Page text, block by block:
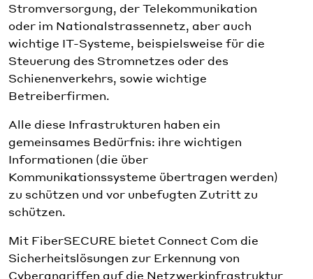
Stromversorgung, der Telekommunikation
oder im Nationalstrassennetz, aber auch
wichtige IT-Systeme, beispielsweise für die
Steuerung des Stromnetzes oder des
Schienenverkehrs, sowie wichtige
Betreiberfirmen.
Alle diese Infrastrukturen haben ein
gemeinsames Bedürfnis: ihre wichtigen
Informationen (die über
Kommunikationssysteme übertragen werden)
zu schützen und vor unbefugten Zutritt zu
schützen.
Mit FiberSECURE bietet Connect Com die
Sicherheitslösungen zur Erkennung von
Cyberangriffen auf die Netzwerkinfrastruktur